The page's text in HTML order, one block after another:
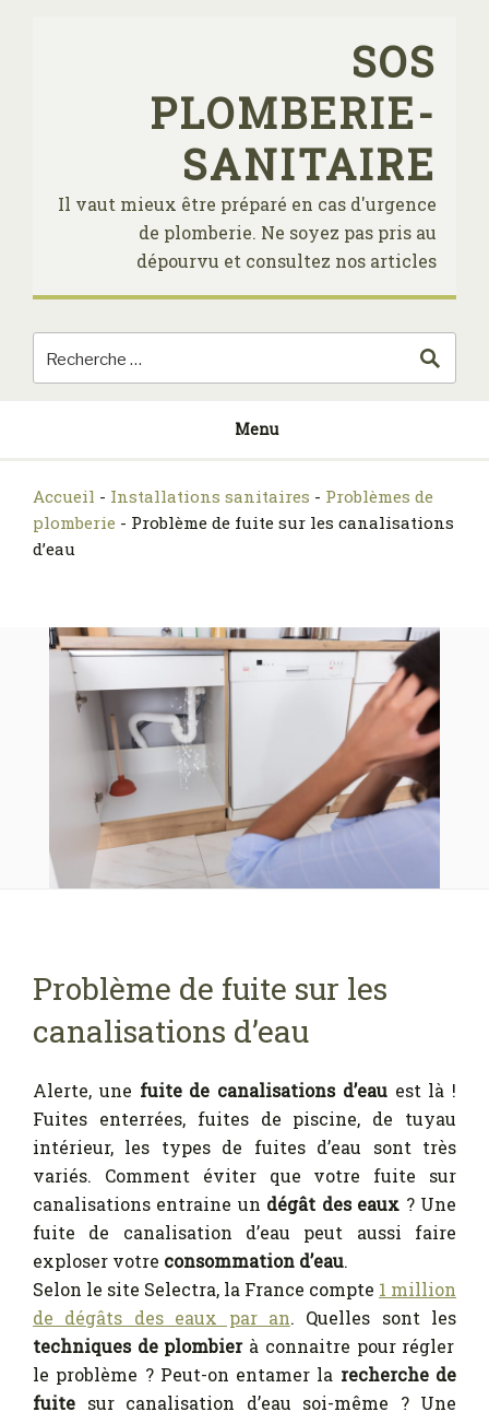
SOS
PLOMBERIE-
SANITAIRE
Il vaut mieux être préparé en cas d'urgence
de plomberie. Ne soyez pas pris au
dépourvu et consultez nos articles
Menu
Accueil - Installations sanitaires - Problèmes de
plomberie - Problème de fuite sur les canalisations
d’eau
Problème de fuite sur les
canalisations d’eau
Alerte, une fuite de canalisations d’eau est là !
Fuites enterrées, fuites de piscine, de tuyau
intérieur, les types de fuites d’eau sont très
variés. Comment éviter que votre fuite sur
canalisations entraine un dégât des eaux ? Une
fuite de canalisation d’eau peut aussi faire
exploser votre consommation d’eau.
Selon le site Selectra, la France compte 1 million
de dégâts des eaux par an. Quelles sont les
techniques de plombierà connaitre pour régler
le problème ? Peut-on entamer la recherche de
fuite sur canalisation d’eau soi-même ? Une